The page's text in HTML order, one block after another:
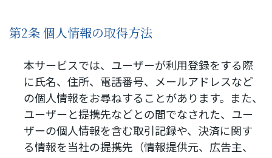
第2条 個人情報の取得方法
本サービスでは、ユーザーが利用登録をする際
に氏名、住所、電話番号、メールアドレスなど
の個人情報をお尋ねすることがあります。また、
ユーザーと提携先などとの間でなされた、ユー
ザーの個人情報を含む取引記録や、決済に関す
る情報を当社の提携先（情報提供元、広告主、